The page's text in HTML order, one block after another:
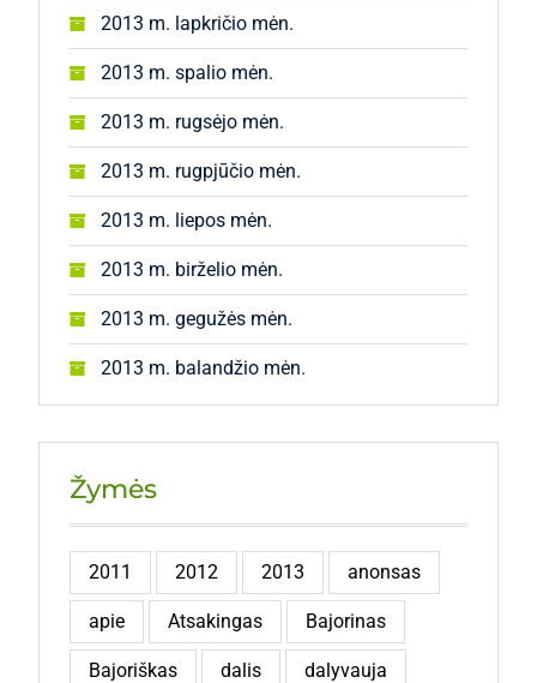
2013 m. lapkričio mėn.
2013 m. spalio mėn.
2013 m. rugsėjo mėn.
2013 m. rugpjūčio mėn.
2013 m. liepos mėn.
2013 m. birželio mėn.
2013 m. gegužės mėn.
2013 m. balandžio mėn.
Žymės
2011 2012 2013 anonsas
apie Atsakingas Bajorinas
Bajoriškas dalis dalyvauja